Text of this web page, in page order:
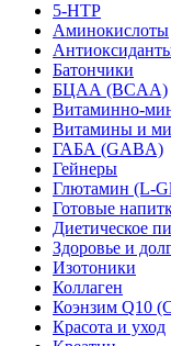
5-HTP
Аминокислоты
Батончики
БЦАА (BCAA)
Витаминно-
Витамины и
ГАБА (GABA)
Гейнеры
Глютамин (L-
Готовые
Диетическое
Здоровье и
Изотоники
Коллаген
Коэнзим Q10
Красота и уход